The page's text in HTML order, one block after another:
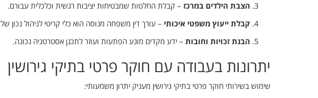
הצבת הילדים במרכז– קבלת החלטות שמבטיחות יציבות רגשית וכלכלית עבורם.
קבלת ייעוץ משפטי איכותי – עורך דין משפחה מנוסה הוא כלי קריטי לניהול נכון
הבנת זכויות וחובות– ידע מקדים מונע הפתעות ועוזר לתכנן אסטרטגיה נכונה.
יתרונות בעבודה עם חוקר פרטי בתיקי גירושין
שימוש בשירותי חוקר פרטי בתיקי גירושין מעניק יתרון משמעותי: